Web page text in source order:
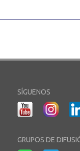
SÍGUENOS
GRUPOS DE